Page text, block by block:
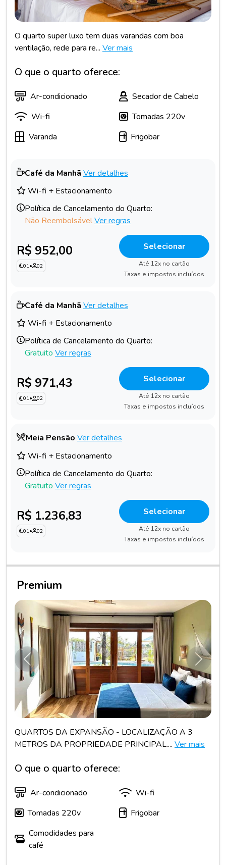
O quarto super luxo tem duas varandas com boa
ventilação, rede para re... Ver mais
O que o quarto oferece:
Ar-condicionado
Secador de Cabelo
Wi-fi
Tomadas 220v
Varanda
Frigobar
Café da Manhã Ver detalhes
Wi-fi + Estacionamento
Política de Cancelamento do Quarto:
Não ReembolsávelVer regras
R$ 952,00
01• 02
Selecionar
Até 12x no cartão
Taxas e impostos incluídos
Café da Manhã Ver detalhes
Wi-fi + Estacionamento
Política de Cancelamento do Quarto:
Gratuito Ver regras
R$ 971,43
01• 02
Selecionar
Até 12x no cartão
Taxas e impostos incluídos
Meia Pensão Ver detalhes
Wi-fi + Estacionamento
Política de Cancelamento do Quarto:
Gratuito Ver regras
R$ 1.236,83
01• 02
Selecionar
Até 12x no cartão
Taxas e impostos incluídos
Premium
Anterior
QUARTOS DA EXPANSÃO - LOCALIZAÇÃO A 3
METROS DA PROPRIEDADE PRINCIPAL.... Ver mais
O que o quarto oferece:
Ar-condicionado
Wi-fi
Tomadas 220v
Frigobar
Comodidades para
café